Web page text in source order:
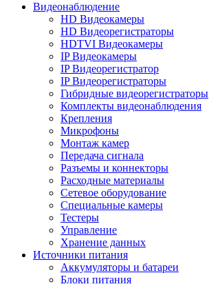
Видеонаблюдение
HD Видеокамеры
HD Видеорегистраторы
HDTVI Видеокамеры
IP Видеокамеры
IP Видеорегистратор
IP Видеорегистраторы
Гибридные видеорегистраторы
Комплекты видеонаблюдения
Крепления
Микрофоны
Монтаж камер
Передача сигнала
Разъемы и коннекторы
Расходные материалы
Сетевое оборудование
Специальные камеры
Тестеры
Управление
Хранение данных
Источники питания
Аккумуляторы и батареи
Блоки питания